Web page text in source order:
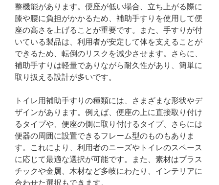
整機能があります。便座が低い場合、立ち上がる際に
膝や腰に負担がかかるため、補助手すりを使用して便
座の高さを上げることが重要です。また、手すりが付
いている製品は、利用者が安定して体を支えることが
できるため、転倒のリスクを減少させます。さらに、
補助手すりは軽量でありながら耐久性があり、簡単に
取り扱える設計が多いです。
トイレ用補助手すりの種類には、さまざまな形状やデ
ザインがあります。例えば、便座の上に直接取り付け
るタイプや、便座の側に取り付けるタイプ、さらには
便器の周囲に設置できるフレーム型のものもありま
す。これにより、利用者のニーズやトイレのスペース
に応じて最適な選択が可能です。また、素材はプラス
チックや金属、木材など多岐にわたり、インテリアに
合わせた選択もできます。